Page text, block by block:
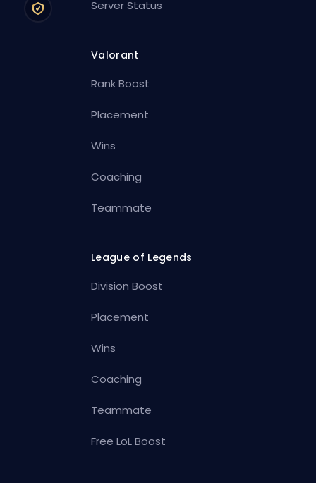
Server Status
Valorant
Rank Boost
Placement
Wins
Coaching
Teammate
League of Legends
Division Boost
Placement
Wins
Coaching
Teammate
Free LoL Boost